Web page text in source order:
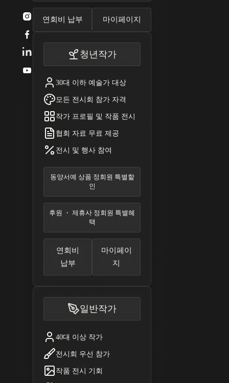
연회비 납부 마이페이지
청년작가
30대 이하 예술가 대상
모든 전시회 참가 자격
작가 프로필 및 작품 전시
협회 자료 무료 제공
전시 및 행사 참여
동양서예 상품 정회원 특별할
인
후원 ・ 제휴사 정회원 특별혜
택
연회비
납부
마이페이
지
일반작가
40대 이상 작가
전시회 우선 참가
작품 전시 기회


